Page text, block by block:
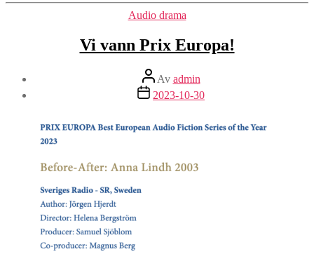
Kategorier
Audio drama
Vi vann Prix Europa!
Inläggsförfattare
Av admin
Inläggsdatum
2023-10-30